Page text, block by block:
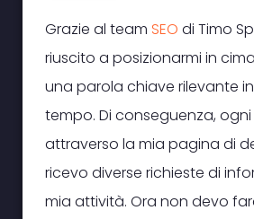
Grazie al team SEO di Timo
riuscito a posizionarmi in
una parola chiave rilevante
tempo. Di conseguenza,
attraverso la mia pagina di
ricevo diverse richieste di
mia attività. Ora non devo